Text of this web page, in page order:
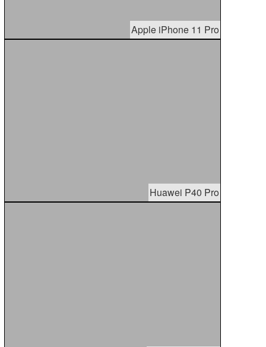
Apple iPhone 11 Pro
Huawei P40 Pro